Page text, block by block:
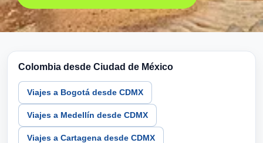
Colombia desde Ciudad de México
Viajes a Bogotá desde CDMX
Viajes a Medellín desde CDMX
Viajes a Cartagena desde CDMX